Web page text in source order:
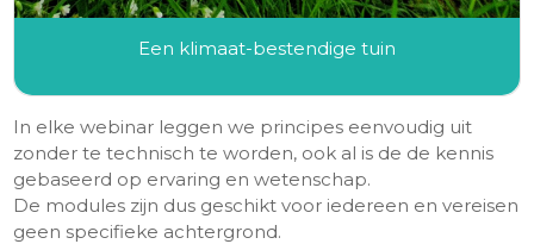
Een klimaat-bestendige tuin
In elke webinar leggen we principes eenvoudig uit
zonder te technisch te worden, ook al is de de kennis
gebaseerd op ervaring en wetenschap.
De modules zijn dus geschikt voor iedereen en vereisen
geen specifieke achtergrond.